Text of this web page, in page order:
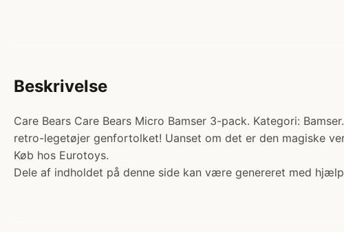
Beskrivelse
Care Bears Care Bears Micro Bamser 3-pack. Kategori:
retro-legetøjer genfortolket! Uanset om det er den magiske
Køb hos Eurotoys.
Dele af indholdet på denne side kan være genereret med